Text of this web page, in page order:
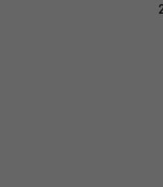
伝えたい！薬との付き合い方」